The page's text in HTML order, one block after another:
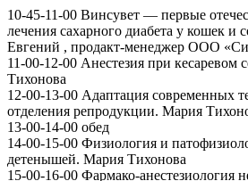
10-45-11-00 Винсувет — первые
лечения сахарного диабета у кошек и
Евгений , продакт-менеджер ООО
11-00-12-00 Анестезия при кесаревом
Тихонова
12-00-13-00 Адаптация современных
отделения репродукции. Мария
13-00-14-00 обед
14-00-15-00 Физиология и
детенышей. Мария Тихонова
15-00-16-00 Фармако-анестезиология